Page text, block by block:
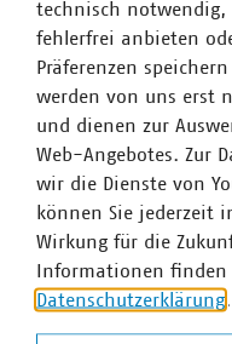
VKU-Publikation
Der
Q1/2020
18.02.2020
technisch notwendig,
fehlerfrei anbieten
Präferenzen
werden von uns erst
und dienen zur
Web-Angebotes. Zur
wir die Dienste von
können Sie jederzeit
Wirkung für die
Informationen finden
Datenschutzerklärung.